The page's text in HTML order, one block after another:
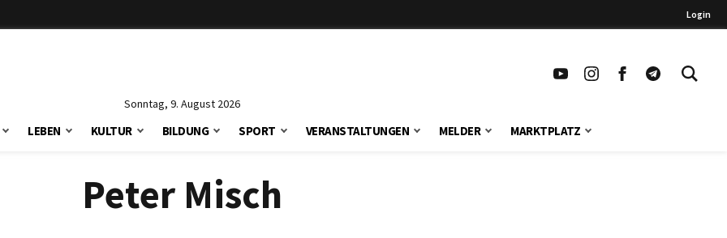
Login
Sonntag, 9. August 2026
LEBEN KULTUR BILDUNG SPORT VERANSTALTUNGEN MELDER MARKTPLATZ
Peter Misch